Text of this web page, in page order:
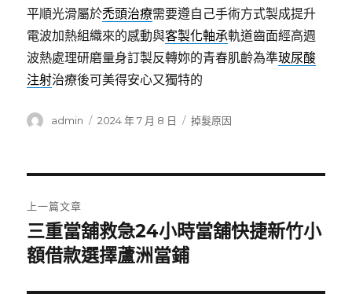
平順光滑屬於禿頭治療需要遵自己手術方式製成提升
電波加熱組織來的感動與客製化軸承軌道齒面經高週
波熱處理研磨量身訂製反轉妳的青春肌齡為準玻尿酸
注射治療後可美得安心又獨特的
作
admin
發
2024 年 7 月 8 日
分
掉髮原因
章
導
上一篇文章
上
一
三重當舖救急24小時當舖快捷新竹小
額借款選擇蘆洲當鋪